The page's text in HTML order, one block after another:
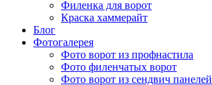
Филенка для ворот
Краска хаммерайт
Блог
Фотогалерея
Фото ворот из профнастила
Фото филенчатых ворот
Фото ворот из сендвич панелей